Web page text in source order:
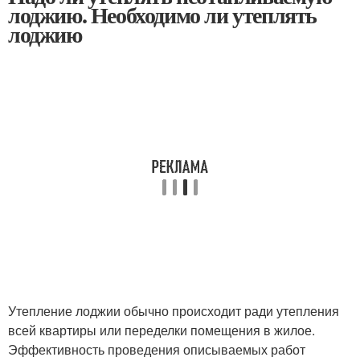
лоджию. Необходимо ли утеплять
лоджию
Утепление лоджии обычно происходит ради утепления
всей квартиры или переделки помещения в жилое.
Эффективность проведения описываемых работ